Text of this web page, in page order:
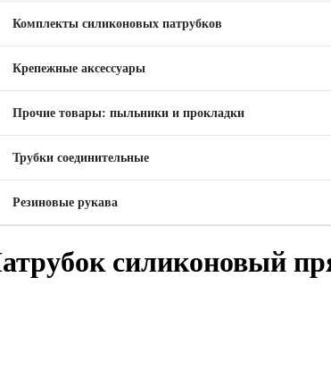
Комплекты силиконовых патрубков
Крепежные аксессуары
Прочие товары: пыльники и прокладки
Трубки соединительные
Резиновые рукава
силиконовый